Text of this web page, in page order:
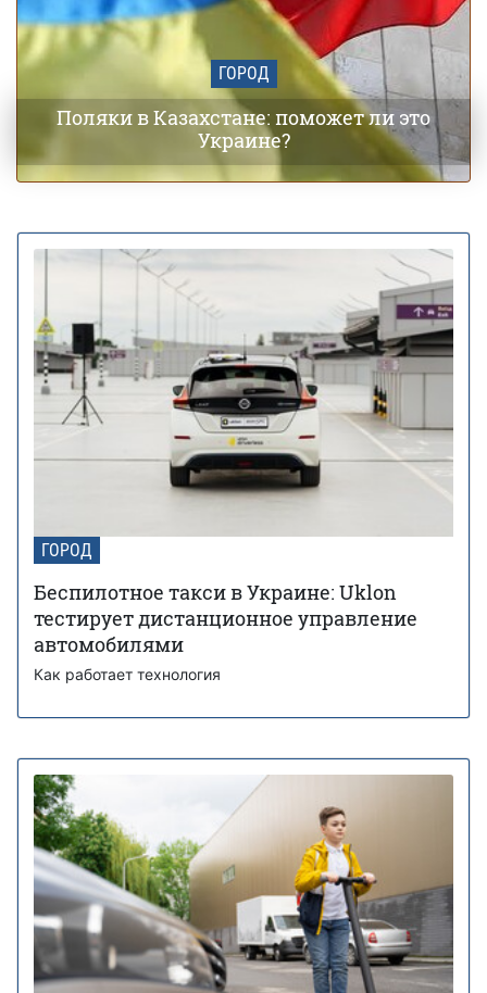
ГОРОД
Поляки в Казахстане: поможет ли это
Украине?
ГОРОД
Беспилотное такси в Украине: Uklon
тестирует дистанционное управление
автомобилями
Как работает технология